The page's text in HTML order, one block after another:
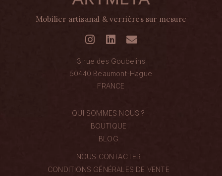
Mobilier artisanal & verrières sur mesure
3 rue des Goubelins
50440 Beaumont-Hague
FRANCE
QUI SOMMES NOUS ?
BOUTIQUE
BLOG
NOUS CONTACTER
CONDITIONS GÉNÉRALES DE VENTE